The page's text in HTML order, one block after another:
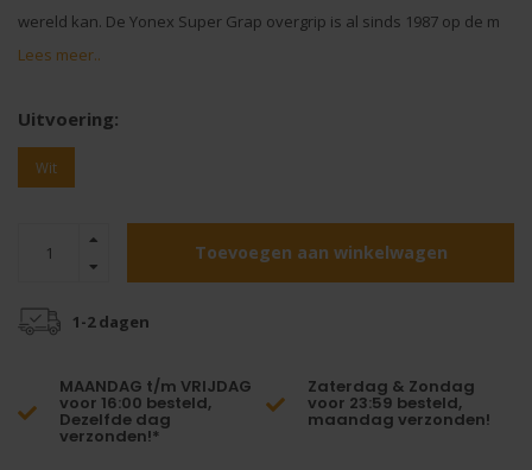
wereld kan. De Yonex Super Grap overgrip is al sinds 1987 op de m
Lees meer..
Uitvoering:
Wit
Toevoegen aan winkelwagen
1-2 dagen
MAANDAG t/m VRIJDAG
voor 16:00 besteld,
Dezelfde dag
verzonden!*
Zaterdag & Zondag
voor 23:59 besteld,
maandag verzonden!